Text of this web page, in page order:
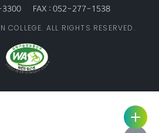
사용자
서비스
링크서
비스
FAX : 052-277-1538
COLLEGE. ALL RIGHTS RESERVED.